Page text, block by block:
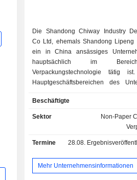
Die Shandong Chiway Industry
Co Ltd, ehemals Shandong Lipeng
ein in China ansässiges
hauptsächlich im
Verpackungstechnologie tätig
Hauptgeschäftsbereichen des
Flaschenverschlüssen, die
Entwicklung im
Verpackungstechnologie, der
Geschäft. Die
Flaschenverschlüsse aus
kombinierte
Beschäftigte
Sektor
Non-Paper
Termine 28.08.
Mehr Unternehmensinformationen